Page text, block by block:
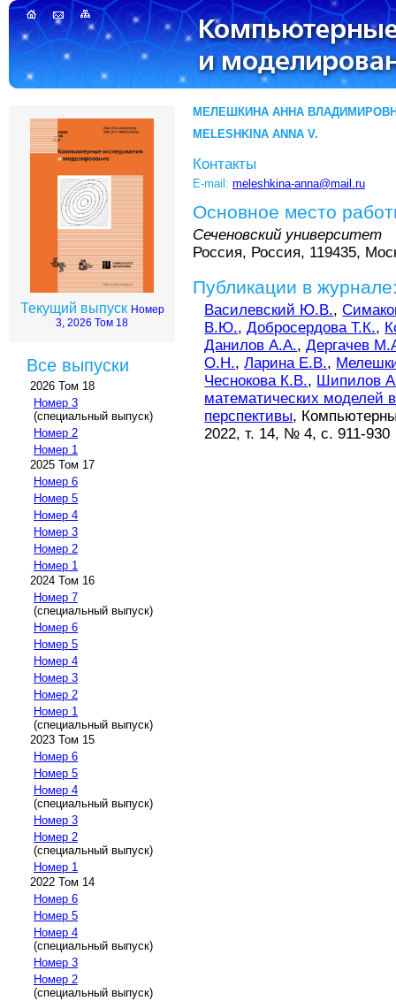
Текущий выпуск Номер
3, 2026 Том 18
Все выпуски
2026 Том 18
Номер 3
(специальный выпуск)
Номер 2
Номер 1
2025 Том 17
Номер 6
Номер 5
Номер 4
Номер 3
Номер 2
Номер 1
2024 Том 16
Номер 7
(специальный выпуск)
Номер 6
Номер 5
Номер 4
Номер 3
Номер 2
Номер 1
(специальный выпуск)
2023 Том 15
Номер 6
Номер 5
Номер 4
(специальный выпуск)
Номер 3
Номер 2
(специальный выпуск)
Номер 1
2022 Том 14
Номер 6
Номер 5
Номер 4
(специальный выпуск)
Номер 3
Номер 2
(специальный выпуск)
МЕЛЕШКИНА АННА
MELESHKINA ANNA V.
Контакты
E-mail: meleshkina-anna@mail.ru
Основное место
Сеченовский университет
Россия, Россия, 119435,
Публикации в
Василевский Ю.В.,
В.Ю.,Добросердова Т.К.,
Данилов А.А.,Дергачев
О.Н.,Ларина Е.В.,
Чеснокова К.В., Шипилов
математических моделей
перспективы,
2022, т. 14, № 4, с. 911-930